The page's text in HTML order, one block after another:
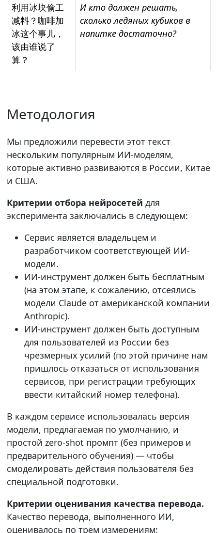
利用冰块偷工
减料？咖啡加
冰这个事儿，
该由谁说了
算？
И кто должен решать,
сколько ледяных кубиков в
напитке достаточно?
Методология
Мы предложили перевести этот текст
нескольким популярным ИИ-моделям,
которые активно развиваются в России, Китае
и США.
Критерии отбора нейросетей для
эксперимента заключались в следующем:
Сервис является владельцем и
разработчиком соответствующей ИИ-
модели.
ИИ-инструмент должен быть бесплатным
(на этом этапе, к сожалению, отсеялись
модели Claude от американской компании
Anthropic).
ИИ-инструмент должен быть доступным
для пользователей из России без
чрезмерных усилий (по этой причине нам
пришлось отказаться от использования
сервисов, при регистрации требующих
ввести китайский номер телефона).
В каждом сервисе использовалась версия
модели, предлагаемая по умолчанию, и
простой zero-shot промпт (без примеров и
предварительного обучения) — чтобы
смоделировать действия пользователя без
специальной подготовки.
Критерии оценивания качества перевода.
Качество перевода, выполненного ИИ,
оценивалось по трем измерениям: